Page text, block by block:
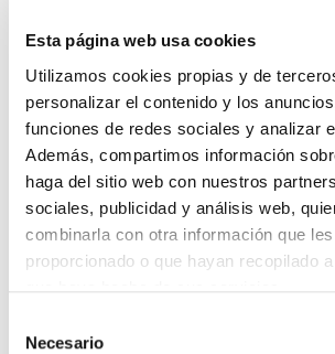
Esta página web usa cookies
Utilizamos cookies propias y de
personalizar el contenido y los
funciones de redes sociales y analizar
Además, compartimos información
haga del sitio web con nuestros
sociales, publicidad y análisis web,
combinarla con otra información que
proporcionado o que hayan recopilado
Necesario
Praza da Constitución
Puerta del Sol
Fortaleza de San Sebastián
Barrio de la Herrería
Mirador del Olivo
Y mucho más!